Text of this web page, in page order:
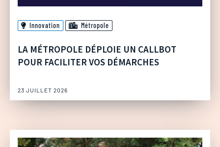
Innovation Métropole
LA MÉTROPOLE DÉPLOIE UN CALLBOT
POUR FACILITER VOS DÉMARCHES
23 JUILLET 2026